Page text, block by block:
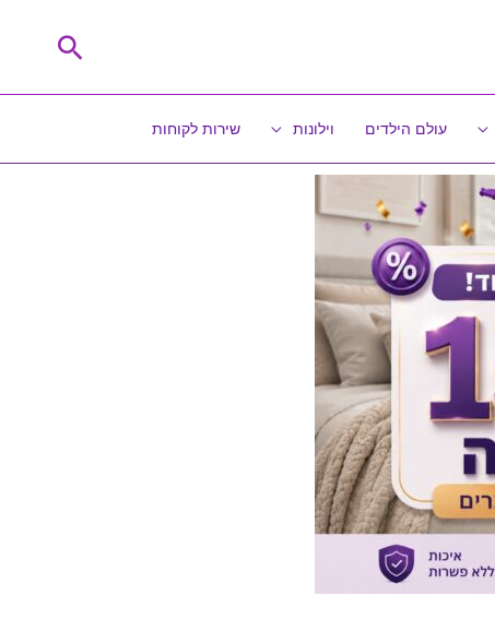
חיפוש
עולם הילדים וילונות שירות לקוחות